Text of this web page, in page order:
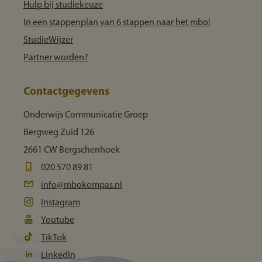
Hulp bij studiekeuze
In een stappenplan van 6 stappen naar het mbo!
StudieWijzer
Partner worden?
Contactgegevens
Onderwijs Communicatie Groep
Bergweg Zuid 126
2661 CW Bergschenhoek
020 570 89 81
info@mbokompas.nl
Instagram
Youtube
TikTok
LinkedIn